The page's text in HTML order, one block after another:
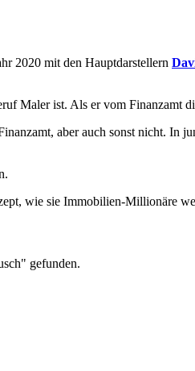
2020 mit den Hauptdarstellern
Maler ist. Als er vom Finanzamt
aber auch sonst nicht. In
wie sie Immobilien-Millionäre
gefunden.